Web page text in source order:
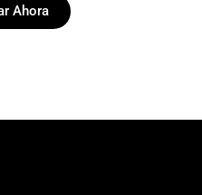
Ahora